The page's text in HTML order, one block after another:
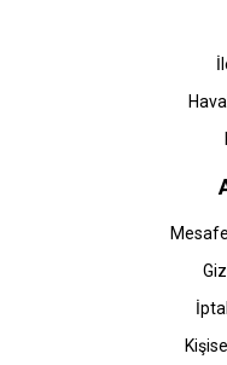
STOK BİLGİSİNİ SORUNUZ
HP LaserJet Pro
Yazıcı (W1A56A) &
(CF259A-CF259X)